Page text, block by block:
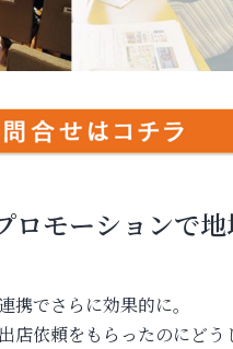
ロモーションで
携でさらに効果的に。
店依頼をもらったのにどう